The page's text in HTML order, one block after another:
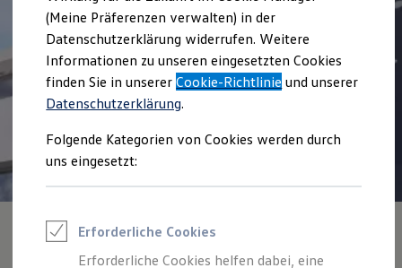
Journalisten
Sportvereine
Branchenlösungen
Bau & Handwerk
Gewerbliche Personenbeförderung
Service & mobile Werkstätten
Kurier, Logistik & Handel
Feuerwehr
Rettungsdienste
ONE Business ID Vorteile
Fahrzeugsuche & Marktplatz
Digitaler Marktplatz
Kauf & Finanzierung
(Meine Präferenzen verwalten) in der
Datenschutzerklärung widerrufen. Weitere
Informationen zu unseren eingesetzten Cookies
finden Sie in unsererCookie-Richtlinie und unserer
Datenschutzerklärung.
Folgende Kategorien von Cookies werden durch
uns eingesetzt:
Erforderliche Cookies
Erforderliche Cookies helfen dabei, eine